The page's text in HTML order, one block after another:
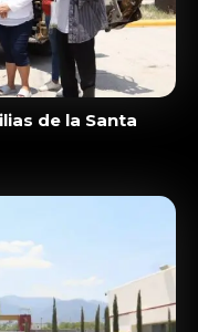
de la Santa